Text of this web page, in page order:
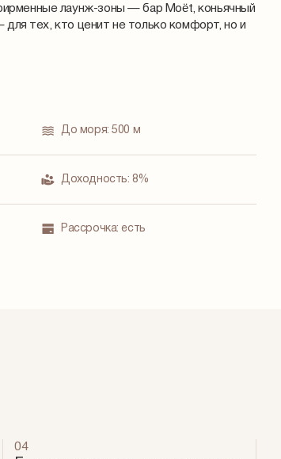
лаунж-зоны — бар Moët, коньячный
для тех, кто ценит не только комфорт, но и
До моря:500 м
Доходность: 8%
Рассрочка: есть
04